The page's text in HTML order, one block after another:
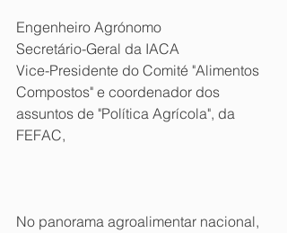
Engenheiro Agrónomo
Secretário-Geral da IACA
Vice-Presidente do Comité "Alimentos
Compostos" e coordenador dos
assuntos de "Política Agrícola", da
FEFAC,
No panorama agroalimentar nacional,